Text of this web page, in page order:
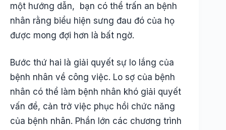
một hướng dẫn, bạn có thể trấn an bệnh
nhân rằng biểu hiện sưng đau đó của họ
được mong đợi hơn là bất ngờ.
Bước thứ hai là giải quyết sự lo lắng của
bệnh nhân về công việc. Lo sợ của bệnh
nhân có thể làm bệnh nhân khó giải quyết
vấn đề, cản trở việc phục hồi chức năng
của bệnh nhân. Phần lớn các chương trình